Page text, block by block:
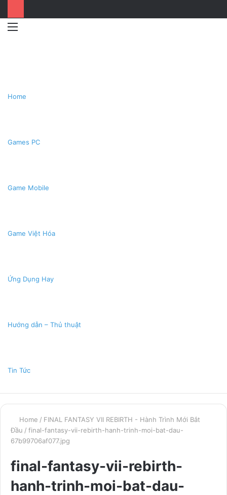
Home
Games PC
Game Mobile
Game Việt Hóa
Ứng Dụng Hay
Hướng dẫn – Thủ thuật
Tin Tức
Home / FINAL FANTASY VII REBIRTH - Hành Trình Mới Bắt
Đầu / final-fantasy-vii-rebirth-hanh-trinh-moi-bat-dau-
67b99706af077.jpg
final-fantasy-vii-rebirth-
hanh-trinh-moi-bat-dau-